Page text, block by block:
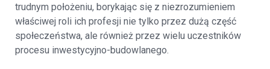
trudnym położeniu, borykając się z niezrozumieniem
właściwej roli ich profesji nie tylko przez dużą część
społeczeństwa, ale również przez wielu uczestników
procesu inwestycyjno-budowlanego.